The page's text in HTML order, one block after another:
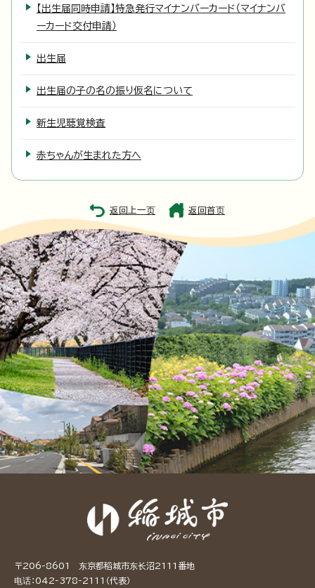
【出生届同時申請】特急発行マイナンバーカード（マイナンバ
ーカード交付申請）
出生届
出生届の子の名の振り仮名について
新生児聴覚検査
赤ちゃんが生まれた方へ
返回上一页 返回首页
〒206-8601 东京都稻城市东长沼2111番地
电话：042-378-2111（代表）